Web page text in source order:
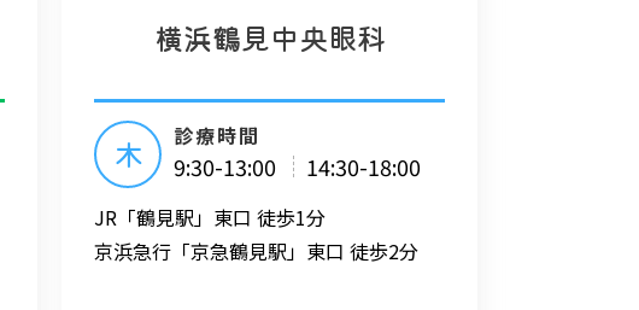
横浜鶴見中央眼科
木 診療時間
9:30-13:00 14:30-18:00
JR「鶴見駅」東口 徒歩1分
京浜急行「京急鶴見駅」東口 徒歩2分